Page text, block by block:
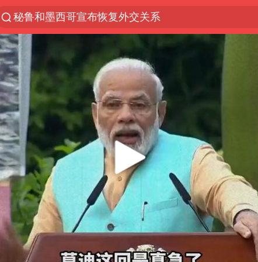
秘鲁和墨西哥宣布恢复外交关系
“电影+”如何激发千亿级消费新活力？
沙特土耳其巴基斯坦签署共同防务协议
台风白海豚实时路径
全球首个长时储能一体化产业园量产
四川宜宾市高县4.9级地震致1人死亡
U17国足三连胜晋级明日之星半决赛
名创优品回应女子吐槽内裤质量差
中国女篮70-67险胜尼日利亚女篮
美股存储板块集体大跌
“今天得有40℃了吧 为啥还不预警”